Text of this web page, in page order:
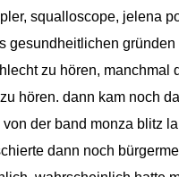
squalloscope, jelena
gesundheitlichen
zu hören,
hören. dann kam noch
der band monza blitz
dann noch